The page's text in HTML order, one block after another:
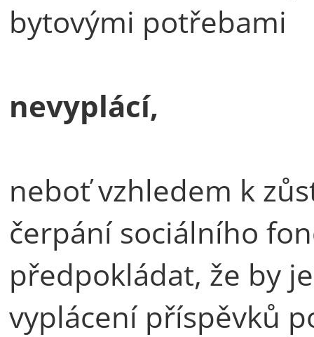
bytovými potřebami
nevyplácí,
neboť vzhledem k
čerpání sociálního
předpokládat, že by
vyplácení příspěvků